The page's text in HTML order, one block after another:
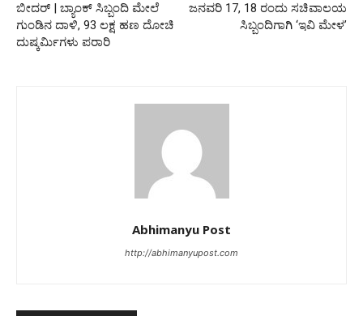
ಬೀದರ್‌ | ಬ್ಯಾಂಕ್ ಸಿಬ್ಬಂದಿ ಮೇಲೆ
ಗುಂಡಿನ ದಾಳಿ‌, 93 ಲಕ್ಷ ಹಣ ದೋಚಿ
ದುಷ್ಕರ್ಮಿಗಳು ಪರಾರಿ
ಜನವರಿ 17, 18 ರಂದು ಸಚಿವಾಲಯ
ಸಿಬ್ಬಂದಿಗಾಗಿ ‘ಇವಿ ಮೇಳ’
Abhimanyu Post
http://abhimanyupost.com